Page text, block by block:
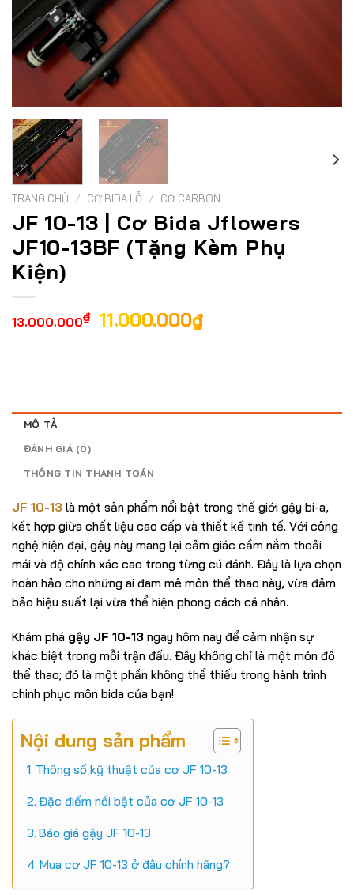
TRANG CHỦ / CƠ BIDA LỖ / CƠ CARBON
JF 10-13 | Cơ Bida Jflowers
JF10-13BF (Tặng Kèm Phụ
Kiện)
13.000.000₫ Giá
11.000.000₫Giá
MÔ TẢ
ĐÁNH GIÁ (0)
THÔNG TIN THANH TOÁN
JF 10-13 là một sản phẩm nổi bật trong thế giới gậy bi-a,
kết hợp giữa chất liệu cao cấp và thiết kế tinh tế. Với công
nghệ hiện đại, gậy này mang lại cảm giác cầm nắm thoải
mái và độ chính xác cao trong từng cú đánh. Đây là lựa chọn
hoàn hảo cho những ai đam mê môn thể thao này, vừa đảm
bảo hiệu suất lại vừa thể hiện phong cách cá nhân.
Khám phá gậy JF 10-13 ngay hôm nay để cảm nhận sự
khác biệt trong mỗi trận đấu. Đây không chỉ là một món đồ
thể thao; đó là một phần không thể thiếu trong hành trình
chinh phục môn bida của bạn!
Nội dung sản phẩm
Thông số kỹ thuật của cơ JF 10-13
Đặc điểm nổi bật của cơ JF 10-13
Báo giá gậy JF 10-13
Mua cơ JF 10-13 ở đâu chính hãng?